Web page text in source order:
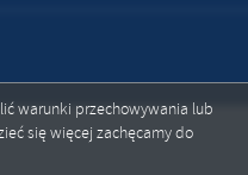
warunki przechowywania lub
się więcej zachęcamy do